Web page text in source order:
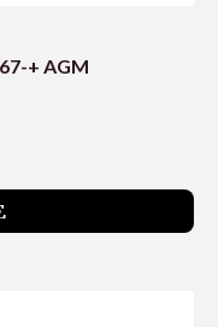
+ AGM